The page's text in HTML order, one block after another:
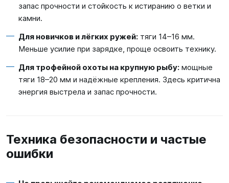
запас прочности и стойкость к истиранию о ветки и
камни.
Для новичков и лёгких ружей: тяги 14–16 мм.
Меньше усилие при зарядке, проще освоить технику.
Для трофейной охоты на крупную рыбу: мощные
тяги 18–20 мм и надёжные крепления. Здесь критична
энергия выстрела и запас прочности.
Техника безопасности и частые
ошибки